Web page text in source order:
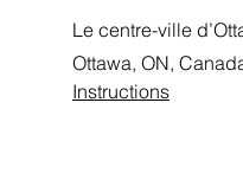
Le centre-ville
Ottawa, ON,
Instructions